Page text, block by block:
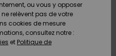
ou vous y opposer
relèvent pas de votre
cookies de mesure
consultez notre :
et Politique de